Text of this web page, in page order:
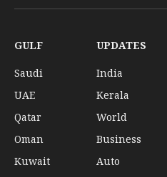
GULF
Saudi
UAE
Qatar
Oman
Kuwait
UPDATES
India
Kerala
World
Business
Auto